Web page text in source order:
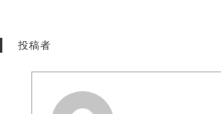
投稿者